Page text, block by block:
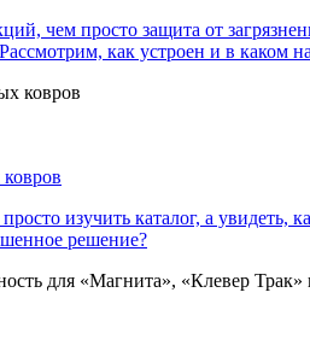
чем просто защита от
как устроен и в каком
изучить каталог, а
решение?